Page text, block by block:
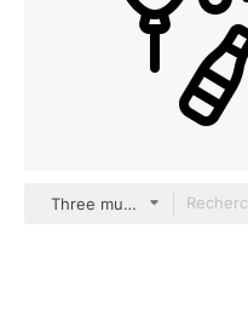
Three musketeers Others